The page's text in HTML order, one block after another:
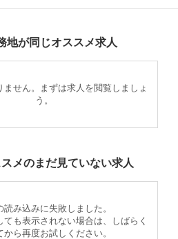
地が同じオススメ求人
ません。まずは求人を閲覧しましょ
う。
メのまだ見ていない求人
読み込みに失敗しました。
ても表示されない場合は、しばらく
から再度お試しください。